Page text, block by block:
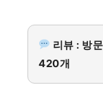
리뷰 : 방
420개